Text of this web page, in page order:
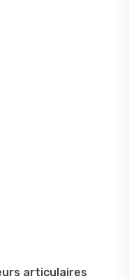
articulaires